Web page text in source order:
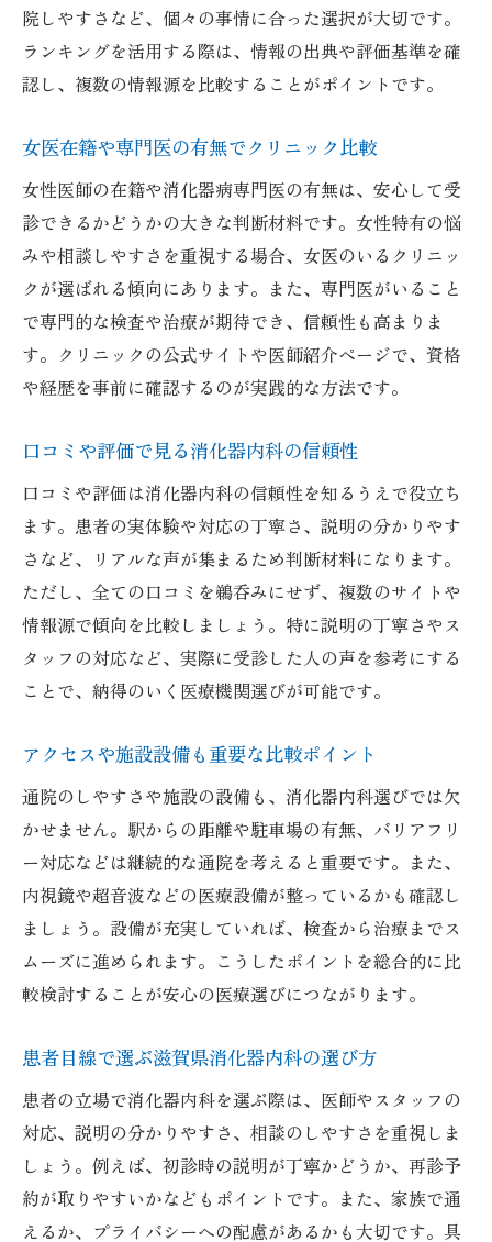
院しやすさなど、個々の事情に合った選択が大切です。
ランキングを活用する際は、情報の出典や評価基準を確
認し、複数の情報源を比較することがポイントです。
女医在籍や専門医の有無でクリニック比較
女性医師の在籍や消化器病専門医の有無は、安心して受
診できるかどうかの大きな判断材料です。女性特有の悩
みや相談しやすさを重視する場合、女医のいるクリニッ
クが選ばれる傾向にあります。また、専門医がいること
で専門的な検査や治療が期待でき、信頼性も高まりま
す。クリニックの公式サイトや医師紹介ページで、資格
や経歴を事前に確認するのが実践的な方法です。
口コミや評価で見る消化器内科の信頼性
口コミや評価は消化器内科の信頼性を知るうえで役立ち
ます。患者の実体験や対応の丁寧さ、説明の分かりやす
さなど、リアルな声が集まるため判断材料になります。
ただし、全ての口コミを鵜呑みにせず、複数のサイトや
情報源で傾向を比較しましょう。特に説明の丁寧さやス
タッフの対応など、実際に受診した人の声を参考にする
ことで、納得のいく医療機関選びが可能です。
アクセスや施設設備も重要な比較ポイント
通院のしやすさや施設の設備も、消化器内科選びでは欠
かせません。駅からの距離や駐車場の有無、バリアフリ
ー対応などは継続的な通院を考えると重要です。また、
内視鏡や超音波などの医療設備が整っているかも確認し
ましょう。設備が充実していれば、検査から治療までス
ムーズに進められます。こうしたポイントを総合的に比
較検討することが安心の医療選びにつながります。
患者目線で選ぶ滋賀県消化器内科の選び方
患者の立場で消化器内科を選ぶ際は、医師やスタッフの
対応、説明の分かりやすさ、相談のしやすさを重視しま
しょう。例えば、初診時の説明が丁寧かどうか、再診予
約が取りやすいかなどもポイントです。また、家族で通
えるか、プライバシーへの配慮があるかも大切です。具